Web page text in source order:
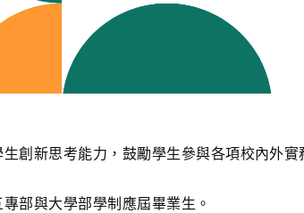
生創新思考能力，鼓勵學生參與各項校內外
專部與大學部學制應屆畢業生。